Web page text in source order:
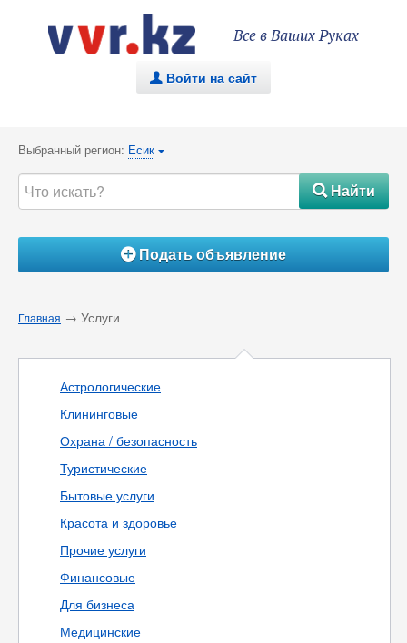
Все в Ваших Руках
. Войти на сайт
Выбранный регион: Есик {
#Найти
ÁПодать объявление
Главная → Услуги
Астрологические
Клининговые
Охрана / безопасность
Туристические
Бытовые услуги
Красота и здоровье
Прочие услуги
Финансовые
Для бизнеса
Медицинские